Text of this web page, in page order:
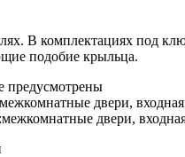
В комплектациях под
подобие крыльца.
предусмотрены
межкомнатные двери, входная
межкомнатные двери,